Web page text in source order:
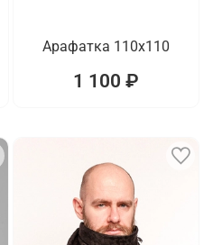
Арафатка 110x110
1 100 ₽